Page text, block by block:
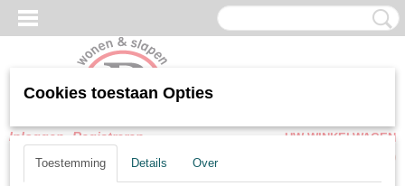
Inloggen Registreren
UW WINKELWAGEN
(0)
Cookies toestaan Opties
Toestemming Details Over